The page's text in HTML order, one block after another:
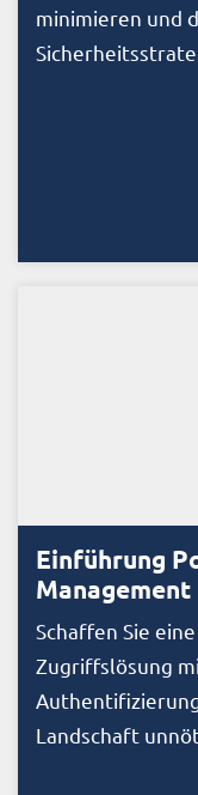
minimieren und
Einführung
Management
Schaffen Sie
Zugriffslösung
Landschaft